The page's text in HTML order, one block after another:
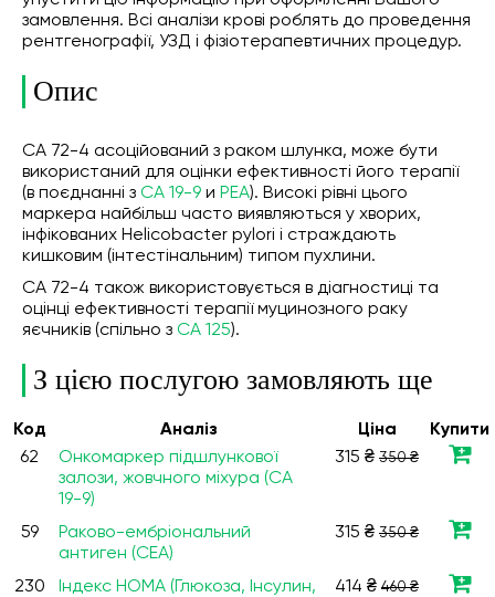
замовлення. Всі аналізи крові роблять до проведення
рентгенографії, УЗД і фізіотерапевтичних процедур.
Опис
СА 72-4 асоційований з раком шлунка, може бути
використаний для оцінки ефективності його терапії
(в поєднанні з СА 19-9 и РЕА). Високі рівні цього
маркера найбільш часто виявляються у хворих,
інфікованих Helicobacter pylori і страждають
кишковим (інтестінальним) типом пухлини.
СА 72-4 також використовується в діагностиці та
оцінці ефективності терапії муцинозного раку
яєчників (спільно з СА 125).
З цією послугою замовляють ще
Код Аналiз Ціна
Купити
62
Онкомаркер підшлункової
залози, жовчного міхура (СА
19-9)
315 ₴ 350 ₴
59
Раково-ембріональний
антиген (СЕА)
315 ₴ 350 ₴
230
Індекс НОМА (Глюкоза, Інсулин,
414 ₴ 460 ₴